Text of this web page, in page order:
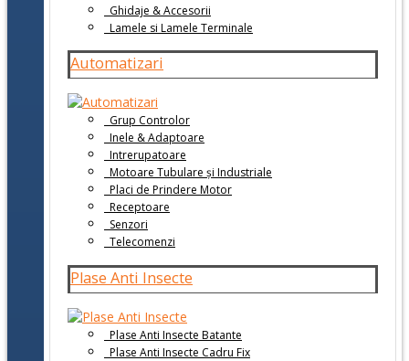
Ghidaje & Accesorii
Lamele si Lamele Terminale
Automatizari
Grup Controlor
Inele & Adaptoare
Intrerupatoare
Motoare Tubulare și Industriale
Placi de Prindere Motor
Receptoare
Senzori
Telecomenzi
Plase Anti Insecte
Plase Anti Insecte Batante
Plase Anti Insecte Cadru Fix